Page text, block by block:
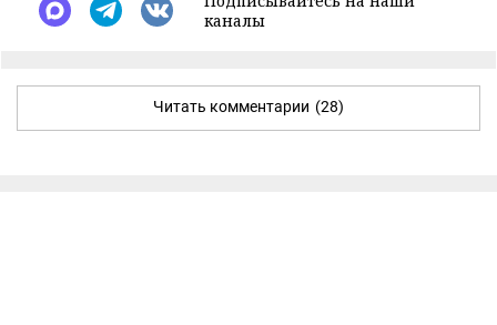
каналы
Читать комментарии (28)